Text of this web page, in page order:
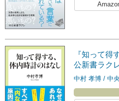
『知って得
公新書ラク
中村 孝博 中